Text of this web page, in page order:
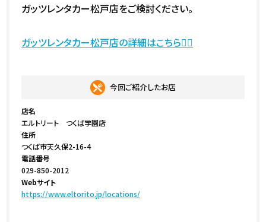
ガッツレンタカー松戸店をご検討ください。
ガッツレンタカー松戸店の詳細はこちら💁‍♀️
今回ご紹介したお店
店名
エルトリート つくば学園店
住所
つくば市天久保2-16-4
電話番号
029-850-2012
Webサイト
https://www.eltorito.jp/locations/